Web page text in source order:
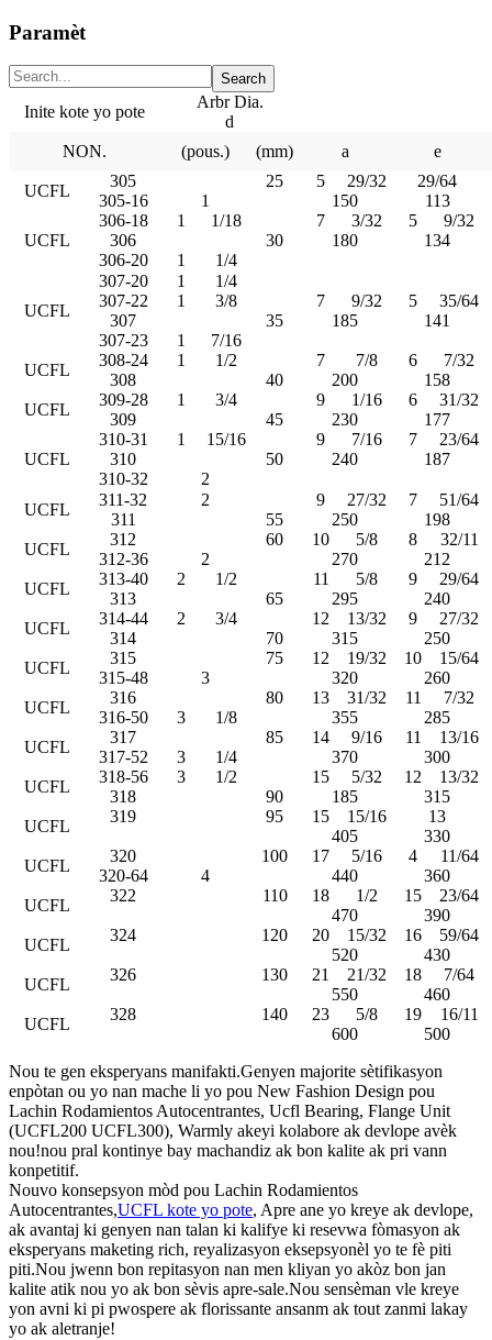
Paramèt
Inite kote yo pote
Arbr Dia.
d
NON.
(pous.) (mm) a e
UCFL
305 25 5 29/32
29/64
305-16
1 150 113
UCFL
306-18 1 1/18 7 3/32 5
9/32
306
30 180
134
306-20
1 1/4
UCFL
307-20 1
1/4
307-22
1 3/8 7 9/32 5
35/64
307
35 185
141
307-23
1
7/16
UCFL
308-24 1 1/2 7 7/8 6
7/32
308
40 200
158
UCFL
309-28 1 3/4 9 1/16 6
31/32
309
45 230 177
UCFL
310-31 1 15/16 9 7/16 7
23/64
310
50 240
187
310-32
2
UCFL
311-32 2 9 27/32 7
51/64
311
55 250
198
UCFL
312 60 10 5/8 8
32/11
312-36
2 270
212
UCFL
313-40 2 1/2 11 5/8 9
29/64
313
65 295
240
UCFL
314-44 2 3/4 12 13/32 9
27/32
314
70 315
250
UCFL
315 75 12 19/32 10
15/64
315-48
3 320
260
UCFL
316 80 13 31/32 11
7/32
316-50
3 1/8 355
285
UCFL
317 85 14 9/16 11
13/16
317-52
3 1/4 370
300
UCFL
318-56 3 1/2 15 5/32 12
13/32
318
90 185
315
UCFL
319 95 15 15/16
13
405
330
UCFL
320 100 17 5/16 4
11/64
320-64
4 440
360
UCFL
322 110 18 1/2 15
23/64
470
390
UCFL
324 120 20 15/32 16
59/64
520
430
UCFL
326 130 21 21/32 18
7/64
550
460
UCFL
328 140 23 5/8 19
16/11
600
500
Nou te gen eksperyans manifakti.Genyen majorite sètifikasyon
enpòtan ou yo nan mache li yo pou New Fashion Design pou
Lachin Rodamientos Autocentrantes, Ucfl Bearing, Flange Unit
(UCFL200 UCFL300), Warmly akeyi kolabore ak devlope avèk
nou!nou pral kontinye bay machandiz ak bon kalite ak pri vann
konpetitif.
Nouvo konsepsyon mòd pou Lachin Rodamientos
Autocentrantes,UCFL kote yo pote, Apre ane yo kreye ak devlope,
ak avantaj ki genyen nan talan ki kalifye ki resevwa fòmasyon ak
eksperyans maketing rich, reyalizasyon eksepsyonèl yo te fè piti
piti.Nou jwenn bon repitasyon nan men kliyan yo akòz bon jan
kalite atik nou yo ak bon sèvis apre-sale.Nou sensèman vle kreye
yon avni ki pi pwospere ak florissante ansanm ak tout zanmi lakay
yo ak aletranje!